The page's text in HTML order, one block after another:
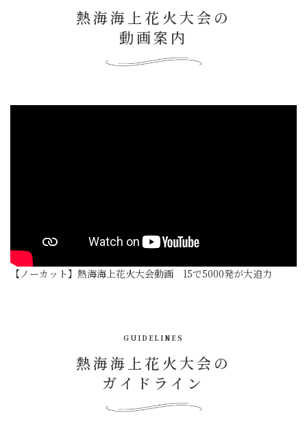
熱海海上花火大会の
動画案内
【ノーカット】熱海海上花火大会動画 15で5000発が大迫力
熱海海上花火大会の
ガイドライン
GUIDELINES